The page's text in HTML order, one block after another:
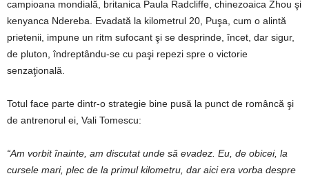
campioana mondială, britanica Paula Radcliffe, chinezoaica Zhou şi
kenyanca Ndereba. Evadată la kilometrul 20, Puşa, cum o alintă
prietenii, impune un ritm sufocant şi se desprinde, încet, dar sigur,
de pluton, îndreptându-se cu paşi repezi spre o victorie
senzaţională.
Totul face parte dintr-o strategie bine pusă la punct de româncă şi
de antrenorul ei, Vali Tomescu:
“Am vorbitînainte, am discutat unde să evadez. Eu, de obicei, la
cursele mari, plec de la primul kilometru, dar aici era vorba despre